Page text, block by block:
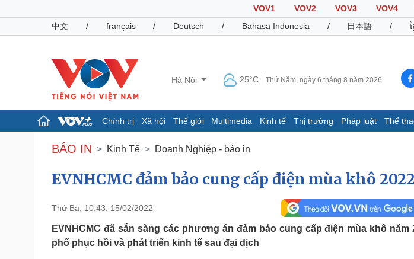
VOV1 VOV2 VOV3 VOV4
中文
/ français / Deutsch / Bahasa Indonesia / 日本語 / ខ្
Hà Nội 25°C Thứ Năm, ngày 6 tháng 8 năm 2026
Chính trị Xã hội Thế giới Multimedia Kinh tế Thị trường Pháp luật Thể
Chính trị
Tổ chức nhân sự
Quốc hội
Xã hội
Dự báo thời tiết
Giáo dục
Biển đảo
Cuộc sống đó đây
Hồ sơ
Pháp luật
Quân sự - Quốc phòng
BÁO IN Kinh Tế Doanh Nghiệp - báo in
EVNHCMC đảm bảo cung cấp điện mùa khô 2022
Thứ Ba, 10:43, 15/02/2022
EVNHCMC đã sẵn sàng các phương án đảm bảo cung cấp điện mùa khô năm
phố phục hồi và phát triển kinh tế sau đại dịch